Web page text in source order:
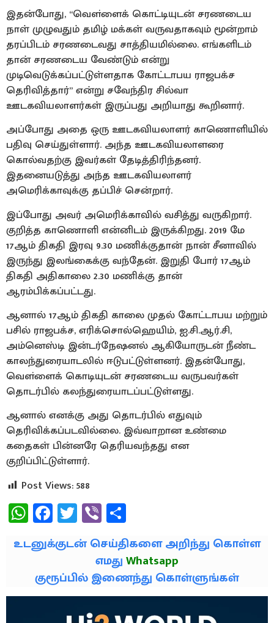
இதன்போது, “வௌ்ளைக் கொட்டியுடன் சரணடைய
நாள் முழுவதும் தமிழ் மக்கள் வருவதாகவும் மூன்றாம்
தரப்பிடம் சரணடைவது சாத்தியமில்லை. எங்களிடம்
தான் சரணடைய வேண்டும் என்று
முடிவெடுக்கப்பட்டுள்ளதாக கோட்டாபய ராஜபக்ச
தெரிவித்தார்” என்று சவேந்திர சில்வா
ஊடகவியலாளர்கள் இருப்பது அறியாது கூறினார்.
அப்போது அதை ஒரு ஊடகவியலாளர் காணொளியில்
பதிவு செய்துள்ளார். அந்த ஊடகவியலாளரை
கொல்வதற்கு இவர்கள் தேடித்திரிந்தனர்.
இதனையடுத்து அந்த ஊடகவியலாளர்
அமெரிக்காவுக்கு தப்பிச் சென்றார்.
இப்போது அவர் அமெரிக்காவில் வசித்து வருகிறார்.
குறித்த காணொளி என்னிடம் இருக்கிறது. 2019 மே
17ஆம் திகதி இரவு 9.30 மணிக்குதான் நான் சீனாவில்
இருந்து இலங்கைக்கு வந்தேன். இறுதி போர் 17ஆம்
திகதி அதிகாலை 2.30 மணிக்கு தான்
ஆரம்பிக்கப்பட்டது.
ஆனால் 17ஆம் திகதி காலை முதல் கோட்டாபய மற்றும்
பசில் ராஜபக்ச, எரிக்சொல்ஹெயிம், ஐ.சி.ஆர்.சி,
அம்னெஸ்டி இன்டர்நேஷனல் ஆகியோருடன் நீண்ட
காலந்துரையாடலில் ஈடுபட்டுள்ளனர். இதன்போது,
வௌ்ளைக் கொடியுடன் சரணடைய வருபவர்கள்
தொடர்பில் கலந்துரையாடப்பட்டுள்ளது.
ஆனால் எனக்கு அது தொடர்பில் எதுவும்
தெரிவிக்கப்படவில்லை. இவ்வாறான உண்மை
கதைகள் பின்னரே தெரியவந்தது என
குறிப்பிட்டுள்ளார்.
Post Views:588
WhatsApp
Facebook
Twitter
Viber
உடனுக்குடன் செய்திகளை அறிந்து கொள்ள
எமதுWhatsapp
குரூப்பில் இணைந்து கொள்ளுங்கள்